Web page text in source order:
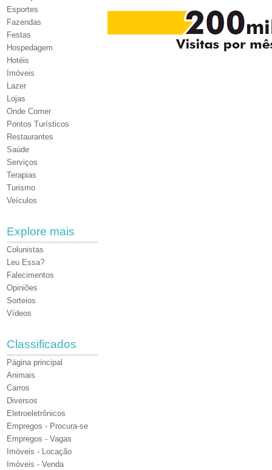
Esportes
Fazendas
Festas
Hospedagem
Hotéis
Imóveis
Lazer
Lojas
Onde Comer
Pontos Turísticos
Restaurantes
Saúde
Serviços
Terapias
Turismo
Veículos
Explore mais
Colunistas
Leu Essa?
Falecimentos
Opiniões
Sorteios
Vídeos
Classificados
Página principal
Animais
Carros
Diversos
Eletroeletrônicos
Empregos - Procura-se
Empregos - Vagas
Imóveis - Locação
Imóveis - Venda